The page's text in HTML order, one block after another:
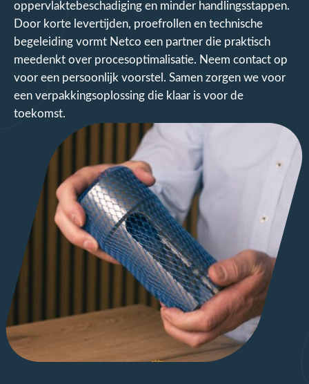
oppervlaktebeschadiging en minder handlingsstappen.
Door korte levertijden, proefrollen en technische
begeleiding vormt Netco een partner die praktisch
meedenkt over procesoptimalisatie. Neem contact op
voor een persoonlijk voorstel. Samen zorgen we voor
een verpakkingsoplossing die klaar is voor de
toekomst.